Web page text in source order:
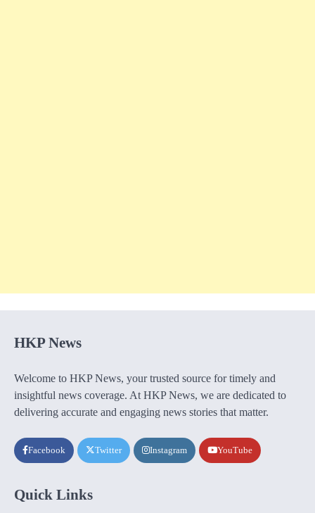
HKP News
Welcome to HKP News, your trusted source for timely and
insightful news coverage. At HKP News, we are dedicated to
delivering accurate and engaging news stories that matter.
Facebook Twitter Instagram YouTube
Quick Links